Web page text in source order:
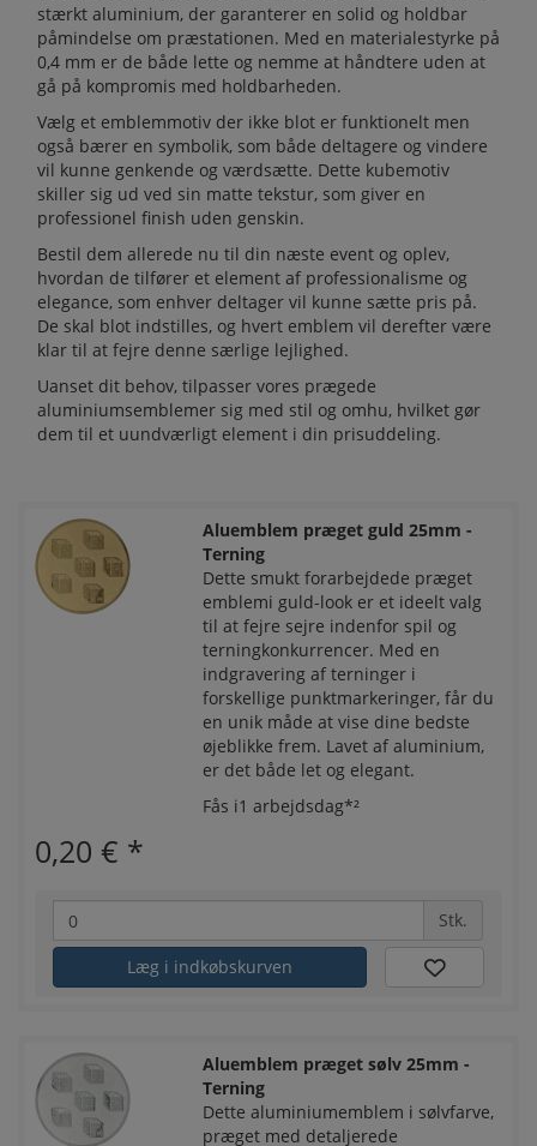
stærkt aluminium, der garanterer en solid og holdbar
påmindelse om præstationen. Med en materialestyrke på
0,4 mm er de både lette og nemme at håndtere uden at
gå på kompromis med holdbarheden.
Vælg et emblemmotiv der ikke blot er funktionelt men
også bærer en symbolik, som både deltagere og vindere
vil kunne genkende og værdsætte. Dette kubemotiv
skiller sig ud ved sin matte tekstur, som giver en
professionel finish uden genskin.
Bestil dem allerede nu til din næste event og oplev,
hvordan de tilfører et element af professionalisme og
elegance, som enhver deltager vil kunne sætte pris på.
De skal blot indstilles, og hvert emblem vil derefter være
klar til at fejre denne særlige lejlighed.
Uanset dit behov, tilpasser vores prægede
aluminiumsemblemer sig med stil og omhu, hvilket gør
dem til et uundværligt element i din prisuddeling.
Aluemblem præget guld 25mm -
Terning
Dette smukt forarbejdede præget
emblemi guld-look er et ideelt valg
til at fejre sejre indenfor spil og
terningkonkurrencer. Med en
indgravering af terninger i
forskellige punktmarkeringer, får du
en unik måde at vise dine bedste
øjeblikke frem. Lavet af aluminium,
er det både let og elegant.
Fås i1 arbejdsdag*²
0,20 € *
Stk.
Læg i indkøbskurven
Aluemblem præget sølv 25mm -
Terning
Dette aluminiumemblem i sølvfarve,
præget med detaljerede